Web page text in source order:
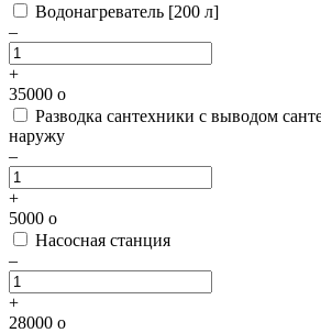
Водонагреватель [200 л]
–
+
35000 o
Разводка сантехники с выводом
наружу
–
+
5000 o
Насосная станция
–
+
28000 o